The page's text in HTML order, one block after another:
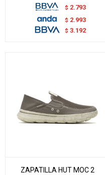
$ 2.793
$ 2.993
$ 3.192
ZAPATILLA HUT MOC 2